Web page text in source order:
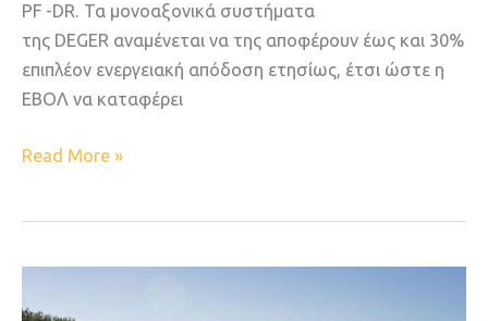
PF -DR. Τα μονοαξονικά συστήματα
της DEGER αναμένεται να της αποφέρουν έως και 30%
επιπλέον ενεργειακή απόδοση ετησίως, έτσι ώστε η
ΕΒΟΛ να καταφέρει
Read More »
ηλιακή